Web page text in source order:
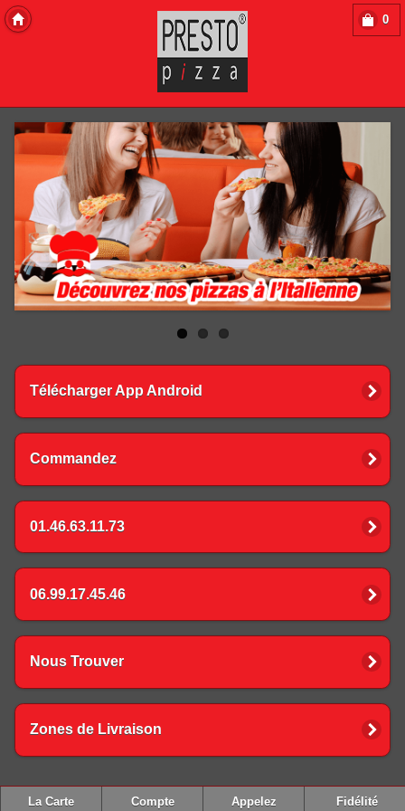
0
Télécharger App Android
Commandez
01.46.63.11.73
06.99.17.45.46
Nous Trouver
Zones de Livraison
La Carte Compte Appelez Fidélité
Copyright 2013 Des-Click Com